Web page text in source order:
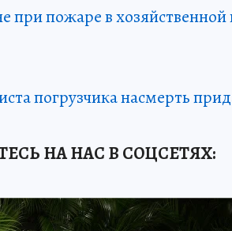
при пожаре в хозяйственной
погрузчика насмерть
НА НАС В СОЦСЕТЯХ: